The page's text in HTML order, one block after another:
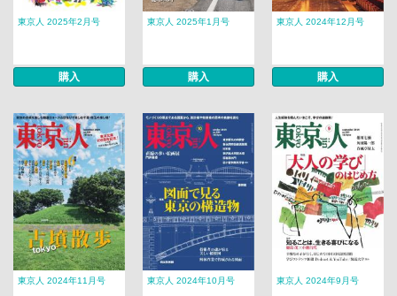
東京人 2025年2月号
購入
東京人 2025年1月号
購入
東京人 2024年12月号
購入
東京人 2024年11月号 東京人 2024年10月号 東京人 2024年9月号